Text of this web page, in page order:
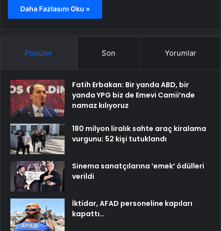
Daha Fazlasını Oku »
Popüler Son Yorumlar
Fatih Erbakan: Bir yanda ABD, bir
yanda YPG biz de Emevi Camii’nde
namaz kılıyoruz
180 milyon liralık sahte araç kiralama
vurgunu: 52 kişi tutuklandı
Sinema sanatçılarına ’emek’ ödülleri
verildi
İktidar, AFAD personeline kapıları
kapattı…